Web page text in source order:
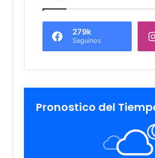
279k
Seguinos
Pronostico del